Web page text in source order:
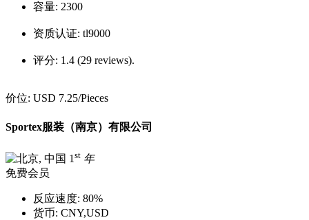
容量: 2300
资质认证: tl9000
评分: 1.4 (29 reviews).
价位: USD 7.25/Pieces
Sportex服装（南京）有限公司
1 st 年
免费会员
反应速度: 80%
货币: CNY,USD